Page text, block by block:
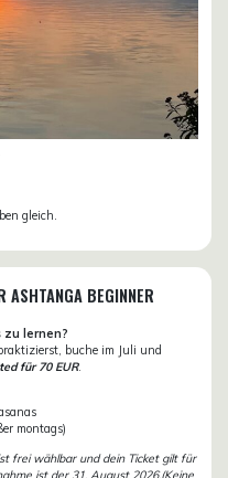
gleich.
BEGINNER
zu lernen?
buche im Juli und
für 70 EUR.
montags)
frei wählbar und dein Ticket gilt für
ist der 31. August 2026.(Keine